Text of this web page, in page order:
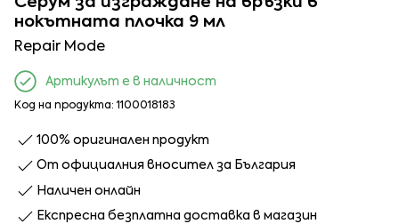
нокътната плочка 9 мл
Repair Mode
Артикулът е в наличност
Код на продукта: 1100018183
100% оригинален продукт
От официалния вносител за България
Наличен онлайн
Експресна безплатна доставка в магазин